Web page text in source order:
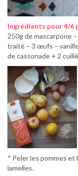
Ingrédients pour 4/6
250g de mascarpone
traité – 3 œufs –
de cassonade + 2
* Peler les pommes
lamelles.